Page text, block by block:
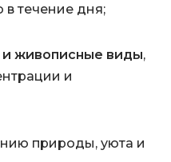
течение дня;
живописные виды,
и
природы, уюта и